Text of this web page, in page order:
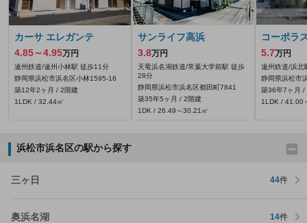
カーサ エレガンテ
4.85～4.95万円
遠州鉄道/遠州小林駅 徒歩11分
静岡県浜松市浜名区小林1595‐16
築12年2ヶ月 / 2階建
1LDK / 32.44㎡
サンライフ高浜
3.8万円
天竜浜名湖鉄道/常葉大学前駅 徒歩
28分
静岡県浜松市浜名区都田町7841
築35年5ヶ月 / 2階建
1DK / 26.49～30.21㎡
コーポラ
5.7万円
遠州鉄道/浜北
静岡県浜松市
築36年7ヶ月 /
1LDK / 41.00
浜松市浜名区の駅から探す
三ヶ日 44件
奥浜名湖 14件